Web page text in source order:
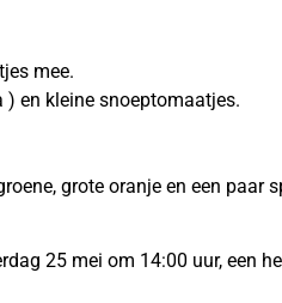
mee.
) en kleine snoeptomaatjes.
grote oranje en een paar
25 mei om 14:00 uur, een